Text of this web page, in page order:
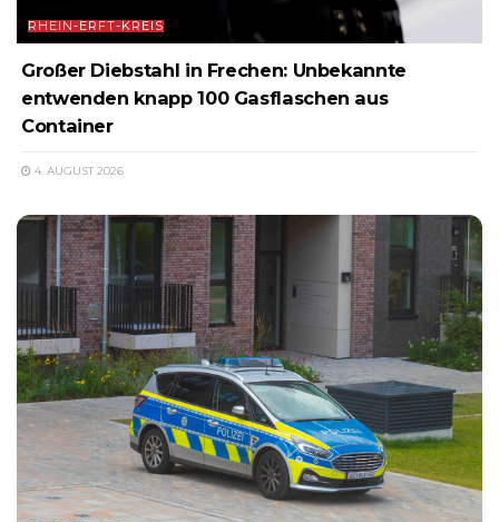
RHEIN-ERFT-KREIS
Großer Diebstahl in Frechen: Unbekannte
entwenden knapp 100 Gasflaschen aus
Container
4. AUGUST 2026